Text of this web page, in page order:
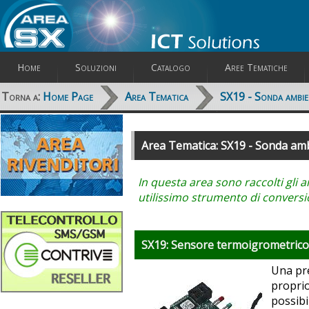
Home Soluzioni Catalogo Aree Tematiche
Torna a: Home Page Area Tematica SX19 - Sonda
Area Tematica: SX19 - Sonda
In questa area sono raccolti gli
utilissimo strumento di
SX19: Sensore
Una